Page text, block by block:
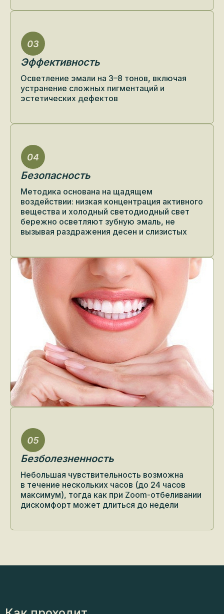
Эффективность
Осветление эмали на 3–8 тонов, включая
устранение сложных пигментаций и
эстетических дефектов
Безопасность
Методика основана на щадящем
воздействии: низкая концентрация активного
вещества и холодный светодиодный свет
бережно осветляют зубную эмаль, не
вызывая раздражения десен и слизистых
Безболезненность
Небольшая чувствительность возможна
в течение нескольких часов (до 24 часов
максимум), тогда как при Zoom-отбеливании
дискомфорт может длиться до недели